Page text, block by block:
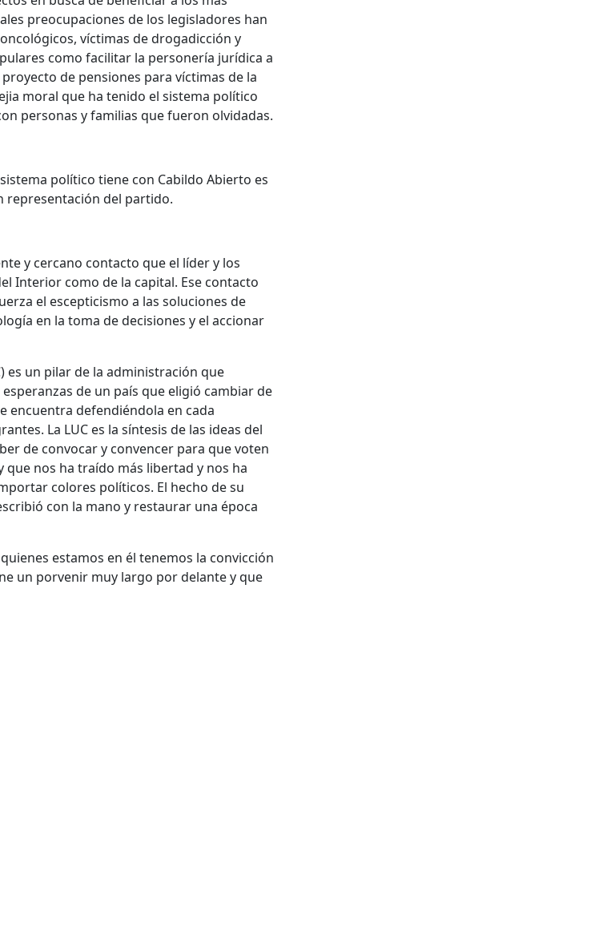
preocupaciones de los legisladores han
víctimas de drogadicción y
como facilitar la personería jurídica a
de pensiones para víctimas de la
moral que ha tenido el sistema político
personas y familias que fueron olvidadas.
político tiene con Cabildo Abierto es
representación del partido.
y cercano contacto que el líder y los
Interior como de la capital. Ese contacto
el escepticismo a las soluciones de
en la toma de decisiones y el accionar
es un pilar de la administración que
de un país que eligió cambiar de
encuentra defendiéndola en cada
La LUC es la síntesis de las ideas del
de convocar y convencer para que voten
que nos ha traído más libertad y nos ha
colores políticos. El hecho de su
con la mano y restaurar una época
estamos en él tenemos la convicción
un porvenir muy largo por delante y que